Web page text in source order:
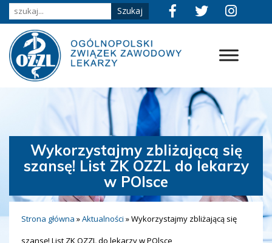
Wykorzystajmy zbliżającą się
szansę! List ZK OZZL do lekarzy
w POlsce
Strona główna »Aktualności »Wykorzystajmy zbliżającą się
szansę! List ZK OZZL do lekarzy w POlsce